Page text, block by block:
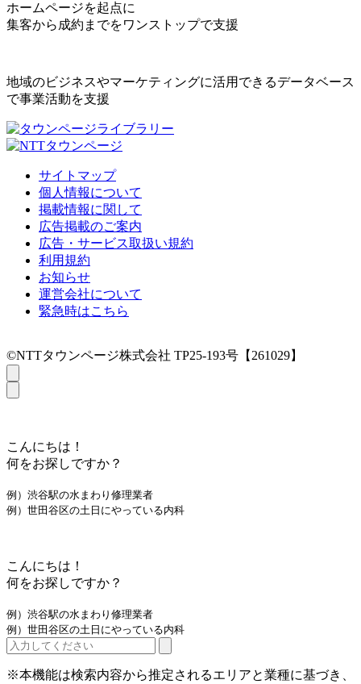
ホームページを起点に
集客から成約までをワンストップで支援
地域のビジネスやマーケティングに活用できるデータベース
で事業活動を支援
サイトマップ
個人情報について
掲載情報に関して
広告掲載のご案内
広告・サービス取扱い規約
利用規約
お知らせ
運営会社について
緊急時はこちら
©NTTタウンページ株式会社 TP25-193号【261029】
こんにちは！
何をお探しですか？
例）渋谷駅の水まわり修理業者
例）世田谷区の土日にやっている内科
こんにちは！
何をお探しですか？
例）渋谷駅の水まわり修理業者
例）世田谷区の土日にやっている内科
※本機能は検索内容から推定されるエリアと業種に基づき、